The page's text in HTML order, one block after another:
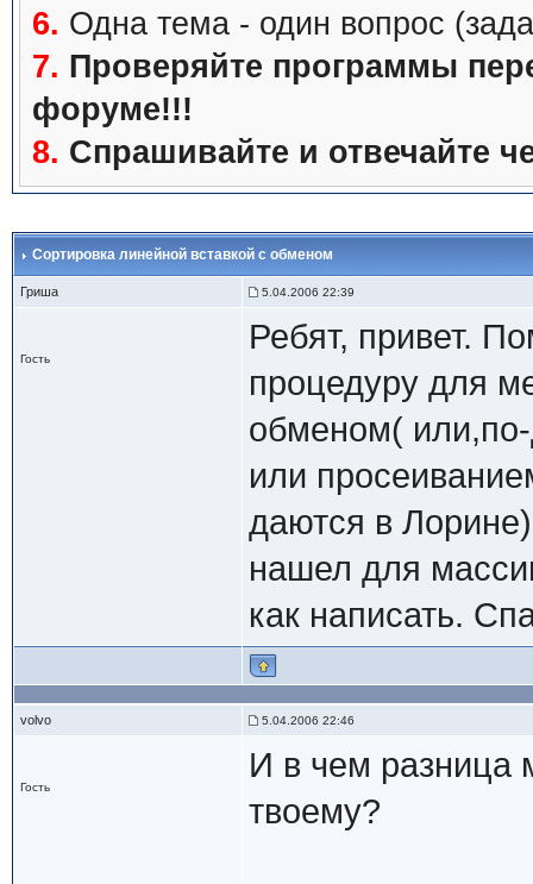
6. Одна тема - один вопрос
7. Проверяйте программы
форуме!!!
8. Спрашивайте и отвечайте
Сортировка линейной вставкой с обменом
Гриша 5.04.2006 22:39
Гость
Ребят, привет.
процедуру для
обменом( или,по-
или
даются в
нашел для
как написать.
volvo 5.04.2006 22:46
Гость
И в чем разница
твоему?